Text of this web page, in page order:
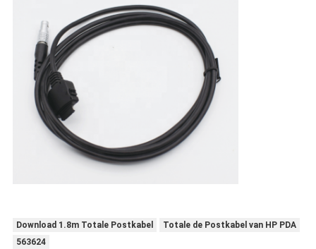
Download 1.8m Totale Postkabel
Totale de Postkabel van HP PDA
563624